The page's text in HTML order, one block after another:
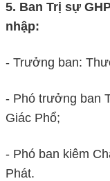
5. Ban Trị sự
nhập:
- Trưởng ban:
- Phó trưởng ban
Giác Phổ;
- Phó ban kiêm
Phát.